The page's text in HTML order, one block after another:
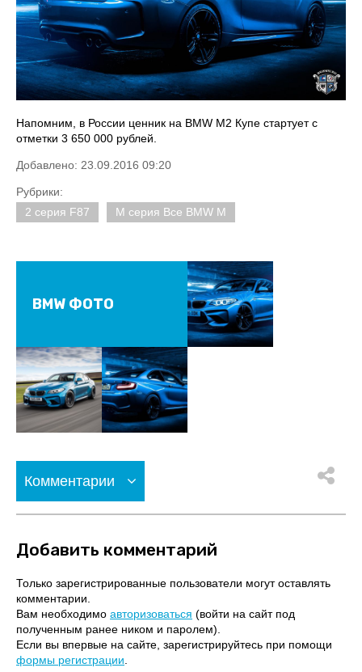
Напомним, в России ценник на BMW M2 Купе стартует с
отметки 3 650 000 рублей.
Добавлено: 23.09.2016 09:20
Рубрики:
2 серия F87
M серия Все BMW M
BMW ФОТО
Комментарии
Добавить комментарий
Только зарегистрированные пользователи могут оставлять
комментарии.
Вам необходимо авторизоваться (войти на сайт под
полученным ранее ником и паролем).
Если вы впервые на сайте, зарегистрируйтесь при помощи
формы регистрации.